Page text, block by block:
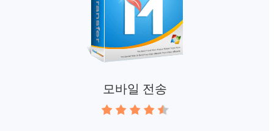
모바일 전송